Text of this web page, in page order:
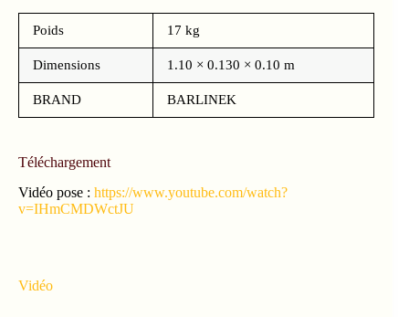
Poids 17 kg
Dimensions 1.10 × 0.130 × 0.10 m
BRAND BARLINEK
Téléchargement
Vidéo pose : https://www.youtube.com/watch?
v=IHmCMDWctJU
Vidéo